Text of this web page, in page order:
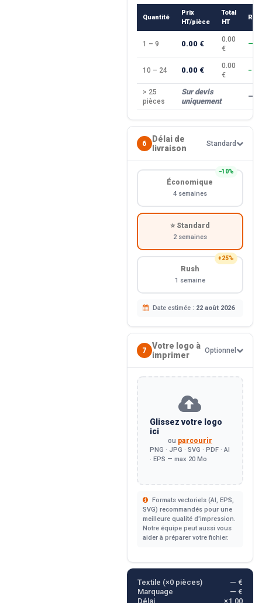
Quantité
Prix
HT/pièce
Total
HT
1 – 9 0.00 €
0.00
€
—
10 – 24 0.00 €
0.00
€
> 25
pièces
Sur devis
uniquement
—
6
Délai de
livraison
Standard
−10%
Économique
4 semaines
⭐ Standard
2 semaines
+25%
Rush
1 semaine
Date estimée : 22 août 2026
7
Votre logo à
imprimer
Optionnel
Glissez votre logo
ici
ou parcourir
PNG · JPG · SVG · PDF · AI
· EPS — max 20 Mo
Formats vectoriels (AI, EPS,
SVG) recommandés pour une
meilleure qualité d'impression.
Notre équipe peut aussi vous
aider à préparer votre fichier.
Textile (×0pièces)
— €
Marquage
— €
Délai
×1.00